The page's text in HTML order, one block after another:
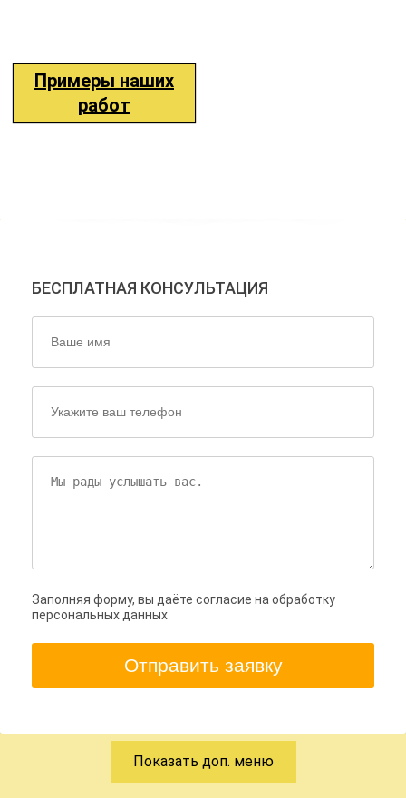
Примеры наших
работ
БЕСПЛАТНАЯ КОНСУЛЬТАЦИЯ
Заполняя форму, вы даёте согласие на обработку
персональных данных
Отправить заявку
Показать доп. меню